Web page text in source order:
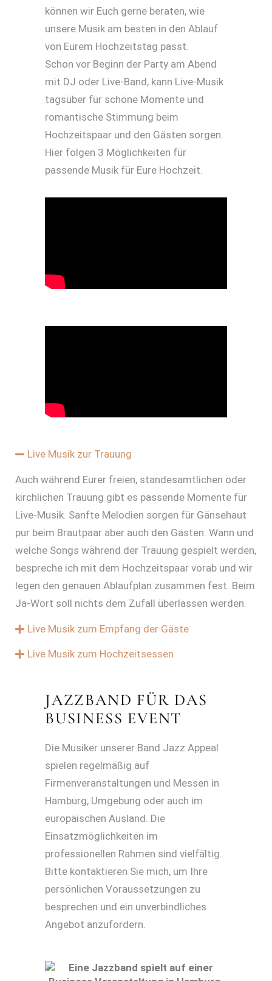
können wir Euch gerne beraten, wie
unsere Musik am besten in den Ablauf
von Eurem Hochzeitstag passt.
Schon vor Beginn der Party am Abend
mit DJ oder Live-Band, kann Live-Musik
tagsüber für schöne Momente und
romantische Stimmung beim
Hochzeitspaar und den Gästen sorgen.
Hier folgen 3 Möglichkeiten für
passende Musik für Eure Hochzeit.
Live Musik zur Trauung
Auch während Eurer freien, standesamtlichen oder
kirchlichen Trauung gibt es passende Momente für
Live-Musik. Sanfte Melodien sorgen für Gänsehaut
pur beim Brautpaar aber auch den Gästen. Wann und
welche Songs während der Trauung gespielt werden,
bespreche ich mit dem Hochzeitspaar vorab und wir
legen den genauen Ablaufplan zusammen fest. Beim
Ja-Wort soll nichts dem Zufall überlassen werden.
Live Musik zum Empfang der Gäste
Live Musik zum Hochzeitsessen
JAZZBAND FÜR DAS
BUSINESS EVENT
Die Musiker unserer Band Jazz Appeal
spielen regelmäßig auf
Firmenveranstaltungen und Messen in
Hamburg, Umgebung oder auch im
europäischen Ausland. Die
Einsatzmöglichkeiten im
professionellen Rahmen sind vielfältig.
Bitte kontaktieren Sie mich, um Ihre
persönlichen Voraussetzungen zu
besprechen und ein unverbindliches
Angebot anzufordern.